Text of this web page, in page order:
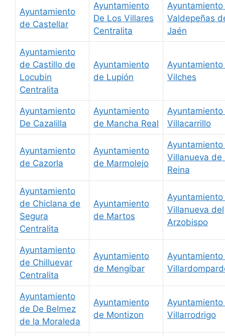
Ayuntamiento
de Castellar
Ayuntamiento
De Los Villares
Centralita
Valdepeñas
Jaén
Ayuntamiento
de Castillo de
Locubin
Centralita
Ayuntamiento
de Lupión
Ayuntamiento
Vilches
Ayuntamiento
De Cazalilla
Ayuntamiento
de Mancha Real
Villacarrillo
Ayuntamiento
de Cazorla
Ayuntamiento
de Marmolejo
Villanueva de
Reina
Ayuntamiento
de Chiclana de
Segura
Centralita
Ayuntamiento
de Martos
Villanueva del
Arzobispo
Ayuntamiento
de Chilluevar
Centralita
Ayuntamiento
de Mengíbar
Ayuntamiento
de De Belmez
de la Moraleda
Ayuntamiento
de Montizon
Villarrodrigo